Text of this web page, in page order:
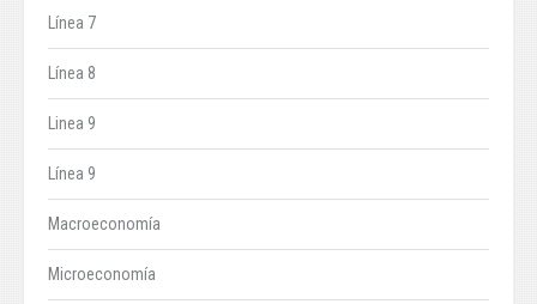
Línea 7
Línea 8
Linea 9
Línea 9
Macroeconomía
Microeconomía